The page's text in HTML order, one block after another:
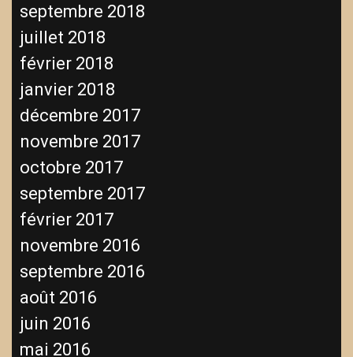
septembre 2018
juillet 2018
février 2018
janvier 2018
décembre 2017
novembre 2017
octobre 2017
septembre 2017
février 2017
novembre 2016
septembre 2016
août 2016
juin 2016
mai 2016